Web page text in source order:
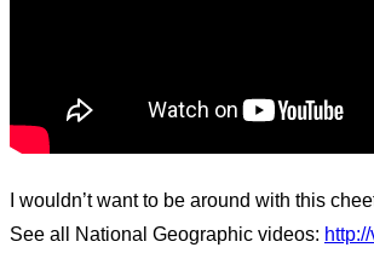
I wouldn’t want to be around with this
See all National Geographic videos: